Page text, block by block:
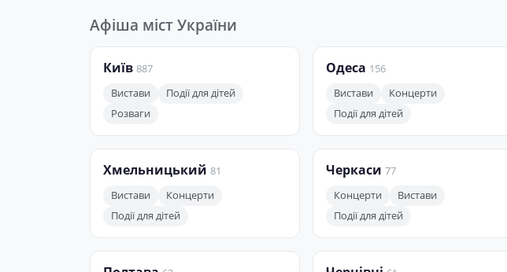
Афіша міст України
Київ 887
Вистави
Події для дітей
Розваги
Одеса 156
Вистави
Концерти
Події для дітей
Хмельницький 81
Вистави
Концерти
Події для дітей
Черкаси 77
Концерти
Вистави
Події для дітей